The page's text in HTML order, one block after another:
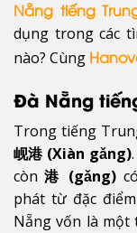
Nẵng tiếng
dụng trong các
nào? Cùng
Đà Nẵng
Trong tiếng
岘港 (Xiàn gǎng)
còn港 (gǎng)
phát từ đặc
Nẵng vốn là